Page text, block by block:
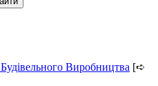
Виробництва [➪